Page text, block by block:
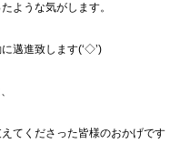
ような気がします。
邁進致します(‘◇’)ゞ
てくださった皆様のおかげです